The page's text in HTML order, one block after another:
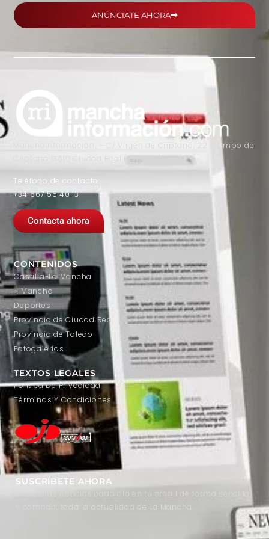
ANÚNCIATE AHORA
Manchainformación. – C/ Virgen de Criptana, 22. Campo de
Criptana 13610 Ciudad Real (España)
Teléfono de contacto:
+34 667 55 40 13
Contacta ahora
CONTENIDOS
Castilla-La Mancha
+ Mancha
Deportes
Provincia de Ciudad Real
Provincia de Toledo
Fotogalerías
TEXTOS LEGALES
Política De Privacidad
Términos Y Condiciones
SUSCRÍBETE AHORA
Recibe las noticias cada día en tu email de forma sencilla
y cómoda, toda la actualidad de La Mancha.